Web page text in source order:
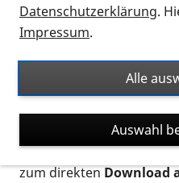
Auf dieser Seite finden
Ort. Nutzen Sie den
nach Flyern und
suchen. Die meisten
verschiedenen Formaten
postalischen
zum direktenDownload
Datenschutzerklärung.
Impressum.
Alle
Auswahl